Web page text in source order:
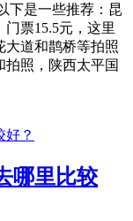
下是一些推荐：昆
票15.5元，这里
大道和鹊桥等拍照
拍照，陕西太平国
哪里比较